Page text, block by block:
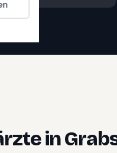
in